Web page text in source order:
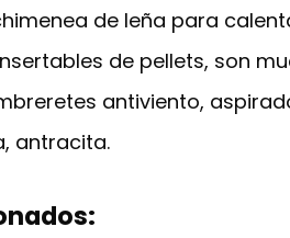
de leña para
de pellets, son
antiviento,
antracita.